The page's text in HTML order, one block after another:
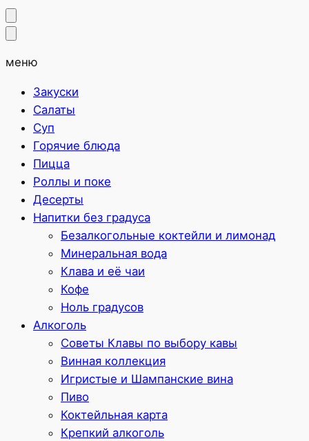
меню
Закуски
Салаты
Суп
Горячие блюда
Пицца
Роллы и поке
Десерты
Напитки без градуса
Безалкогольные коктейли и лимонад
Минеральная вода
Клава и её чаи
Кофе
Ноль градусов
Алкоголь
Советы Клавы по выбору кавы
Винная коллекция
Игристые и Шампанские вина
Пиво
Коктейльная карта
Крепкий алкоголь